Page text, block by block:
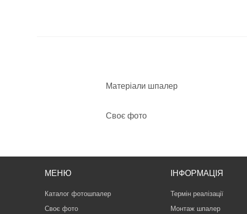
Матеріали шпалер
Своє фото
МЕНЮ
Каталог фотошпалер
Своє фото
ІНФОРМАЦІЯ
Термін реалізації
Монтаж шпалер